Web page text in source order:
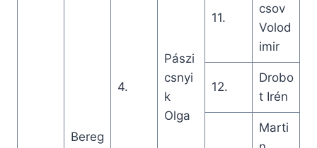
Bereg
4.
Pászi
csnyi
k
Olga
11.
csov
Volod
imir
12.
Drobo
t Irén
Marti